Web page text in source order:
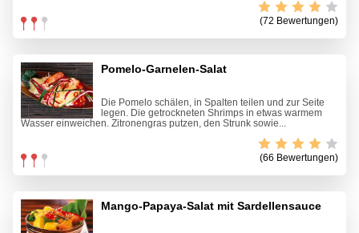
(72 Bewertungen)
Pomelo-Garnelen-Salat
Die Pomelo schälen, in Spalten teilen und zur Seite
legen. Die getrockneten Shrimps in etwas warmem
Wasser einweichen. Zitronengras putzen, den Strunk sowie...
(66 Bewertungen)
Mango-Papaya-Salat mit Sardellensauce